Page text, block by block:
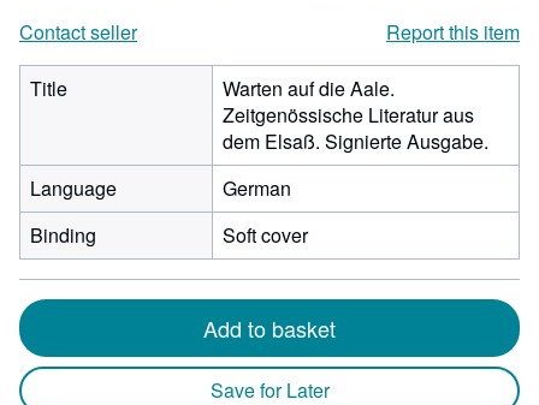
Contact seller
Report this item
Title
Warten auf die Aale.
Zeitgenössische Literatur aus
dem Elsaß. Signierte Ausgabe.
Language
German
Binding
Soft cover
Add to basket
Save for Later